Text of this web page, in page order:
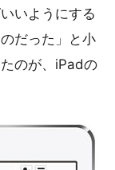
いようにする
だった」と小
のが、iPadの